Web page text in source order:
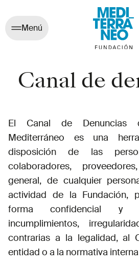
Menú
Canal de
El Canal de Denuncias
Mediterráneo es una
disposición de las
colaboradores,
general, de cualquier
actividad de la Fundación,
forma confidencial y
incumplimientos,
contrarias a la legalidad, al
entidad o a la normativa